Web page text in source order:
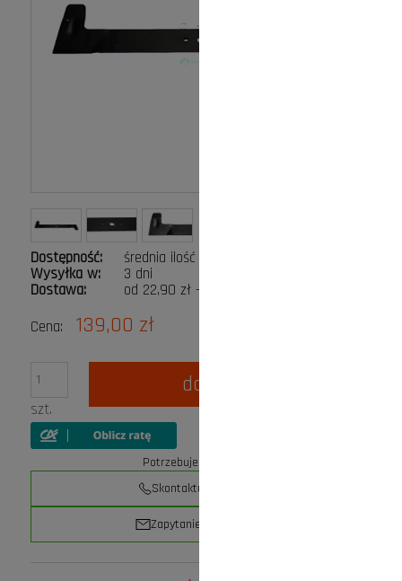
Dostępność:
średnia ilość
Wysyłka w:
3 dni
Dostawa:
od 22,90 zł - Kurier DPD Gabaryt
Cena: 139,00 zł
szt.
do koszyka
Potrzebujesz pomocy?
Skontaktuj się z nami
Zapytanie przez e-mail